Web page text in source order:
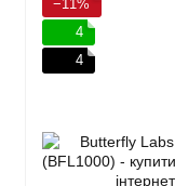
−11%
4
4